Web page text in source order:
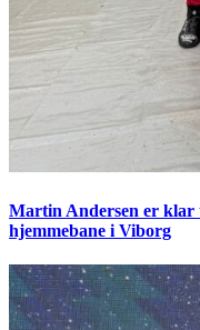
Martin Andersen er klar
hjemmebane i Viborg